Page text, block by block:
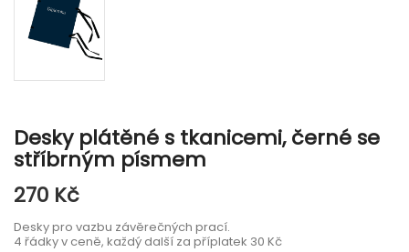
Desky plátěné s tkanicemi, černé se
stříbrným písmem
270 Kč
Desky pro vazbu závěrečných prací.
4 řádky v ceně, každý další za příplatek 30 Kč